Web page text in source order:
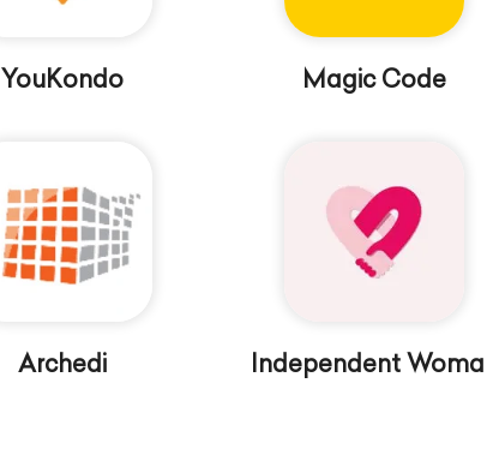
YouKondo Magic Code
Archedi Independent